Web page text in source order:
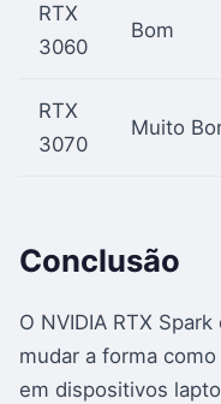
RTX
3060
Bom
RTX
3070
Muito
Conclusão
O NVIDIA RTX
mudar a forma
em dispositivos